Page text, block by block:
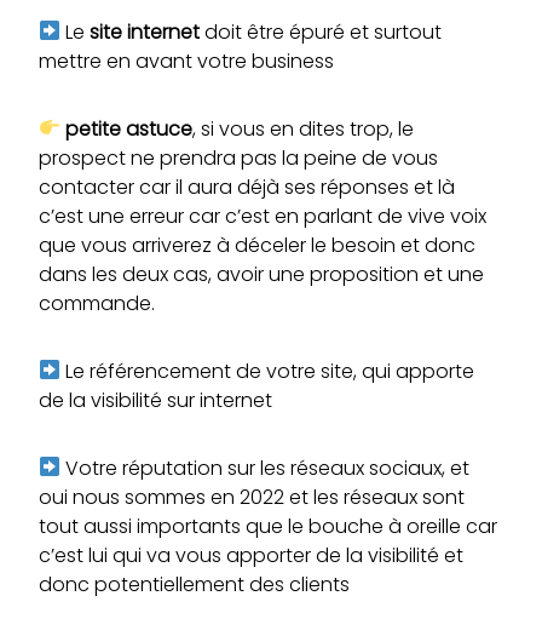
Lesite internetdoit être épuré et surtout
mettre en avant votre business
petite astuce, si vous en dites trop, le
prospect ne prendra pas la peine de vous
contacter car il aura déjà ses réponses et là
c’est une erreur car c’est en parlant de vive voix
que vous arriverez à déceler le besoin et donc
dans les deux cas, avoir une proposition et une
commande.
Le référencement de votre site, qui apporte
de la visibilité sur internet
Votre réputation sur les réseaux sociaux, et
oui nous sommes en 2022 et les réseaux sont
tout aussi importants que le bouche à oreille car
c’est lui qui va vous apporter de la visibilité et
donc potentiellement des clients